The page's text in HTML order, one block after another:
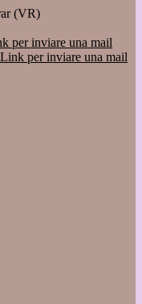
(VR)
per inviare una mail
Link per inviare una mail